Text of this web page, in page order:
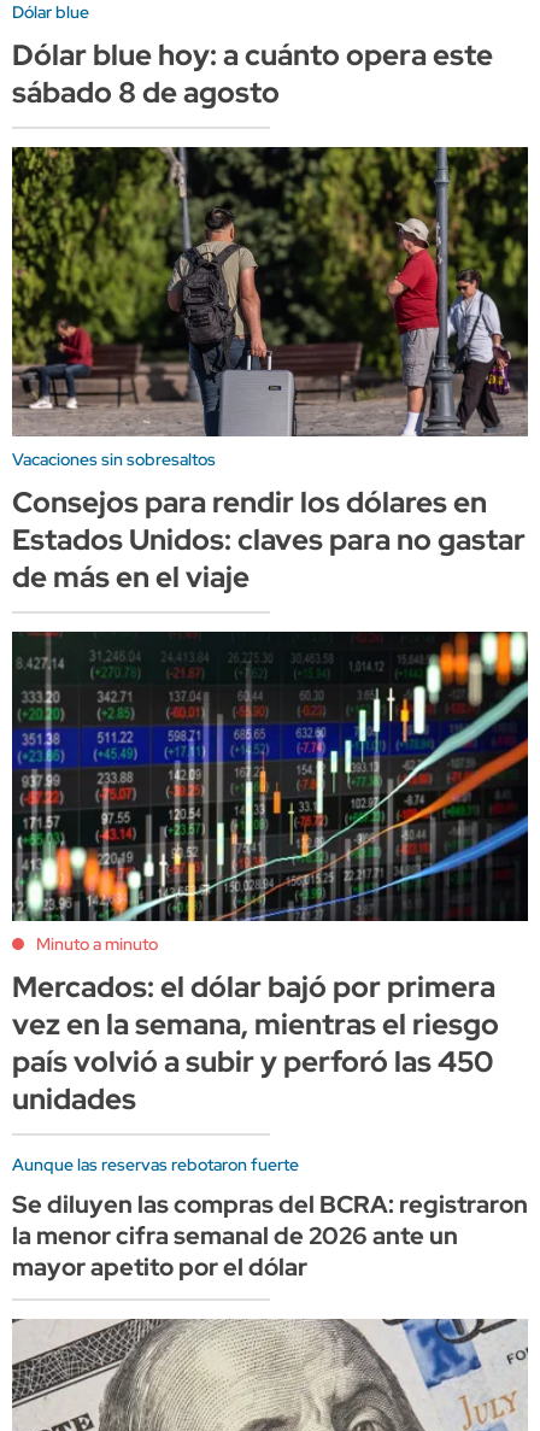
Dólar blue
Dólar blue hoy: a cuánto opera este
sábado 8 de agosto
Vacaciones sin sobresaltos
Consejos para rendir los dólares en
Estados Unidos: claves para no gastar
de más en el viaje
Minuto a minuto
Mercados: el dólar bajó por primera
vez en la semana, mientras el riesgo
país volvió a subir y perforó las 450
unidades
Aunque las reservas rebotaron fuerte
Se diluyen las compras del BCRA: registraron
la menor cifra semanal de 2026 ante un
mayor apetito por el dólar